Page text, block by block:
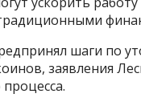
шаги по
заявления